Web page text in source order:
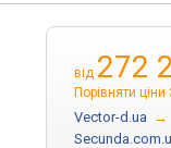
від 272
Порівняти ціни
Vector-d.ua →